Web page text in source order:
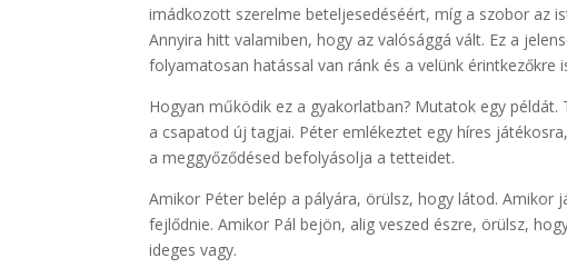
imádkozott szerelme beteljesedéséért, míg a szobor az
Annyira hitt valamiben, hogy az valósággá vált. Ez a
folyamatosan hatással van ránk és a velünk
Hogyan működik ez a gyakorlatban? Mutatok egy
a csapatod új tagjai. Péter emlékeztet egy híres
a meggyőződésed befolyásolja a tetteidet.
Amikor Péter belép a pályára, örülsz, hogy látod.
fejlődnie. Amikor Pál bejön, alig veszed észre, örülsz,
ideges vagy.